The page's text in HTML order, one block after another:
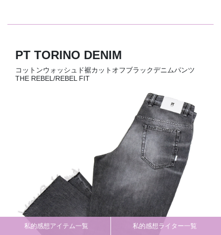
私的感想アイテム一覧 私的感想ライター一覧
PT TORINO DENIM
コットンウォッシュド裾カットオフブラックデニムパンツ
THE REBEL/REBEL FIT